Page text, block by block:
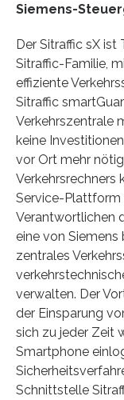
Siemens-
Der Sitraffic sX ist
Sitraffic-Familie,
effiziente
Sitraffic
Verkehrszentrale
keine
vor Ort mehr
Verkehrsrechners
Service-Plattform
Verantwortlichen
eine von
zentrales
verwalten. Der
der Einsparung
sich zu jeder Zeit
Smartphone
Schnittstelle